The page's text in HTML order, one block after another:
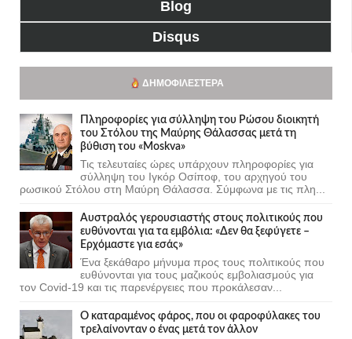
Blog
Disqus
ΔΗΜΟΦΙΛΈΣΤΕΡΑ
Πληροφορίες για σύλληψη του Ρώσου διοικητή
του Στόλου της Mαύρης Θάλασσας μετά τη
βύθιση του «Moskva»
Τις τελευταίες ώρες υπάρχουν πληροφορίες για
σύλληψη του Ιγκόρ Οσίποφ, του αρχηγού του
ρωσικού Στόλου στη Μαύρη Θάλασσα. Σύμφωνα με τις πλη...
Αυστραλός γερουσιαστής στους πολιτικούς που
ευθύνονται για τα εμβόλια: «Δεν θα ξεφύγετε –
Ερχόμαστε για εσάς»
Ένα ξεκάθαρο μήνυμα προς τους πολιτικούς που
ευθύνονται για τους μαζικούς εμβολιασμούς για
τον Covid-19 και τις παρενέργειες που προκάλεσαν...
Ο καταραμένος φάρος, που οι φαροφύλακες του
τρελαίνονταν ο ένας μετά τον άλλον